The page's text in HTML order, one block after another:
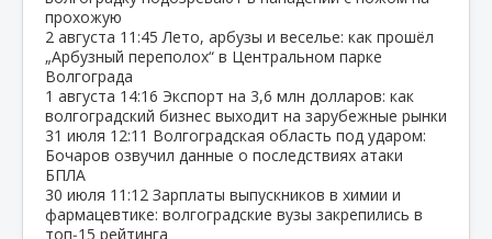
прохожую
2 августа 11:45 Лето, арбузы и веселье: как прошёл
„Арбузный переполох“ в Центральном парке
Волгограда
1 августа 14:16 Экспорт на 3,6 млн долларов: как
волгоградский бизнес выходит на зарубежные рынки
31 июля 12:11 Волгоградская область под ударом:
Бочаров озвучил данные о последствиях атаки
БПЛА
30 июля 11:12 Зарплаты выпускников в химии и
фармацевтике: волгоградские вузы закрепились в
топ‑15 рейтинга